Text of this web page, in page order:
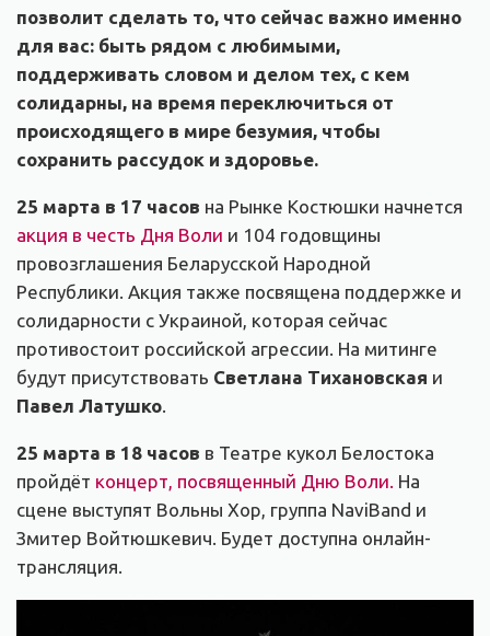
позволит сделать то, что сейчас важно именно
для вас: быть рядом с любимыми,
поддерживать словом и делом тех, с кем
солидарны, на время переключиться от
происходящего в мире безумия, чтобы
сохранить рассудок и здоровье.
25 марта в 17 часов на Рынке Костюшки начнется
акция в честь Дня Воли и 104 годовщины
провозглашения Беларусской Народной
Республики. Акция также посвящена поддержке и
солидарности с Украиной, которая сейчас
противостоит российской агрессии. На митинге
будут присутствовать Светлана Тихановская и
Павел Латушко
25 марта в 18 часов в Театре кукол Белостока
пройдёт концерт, посвященный Дню Воли. На
сцене выступят Вольны Хор, группа NaviBand и
Змитер Войтюшкевич. Будет доступна онлайн-
трансляция.